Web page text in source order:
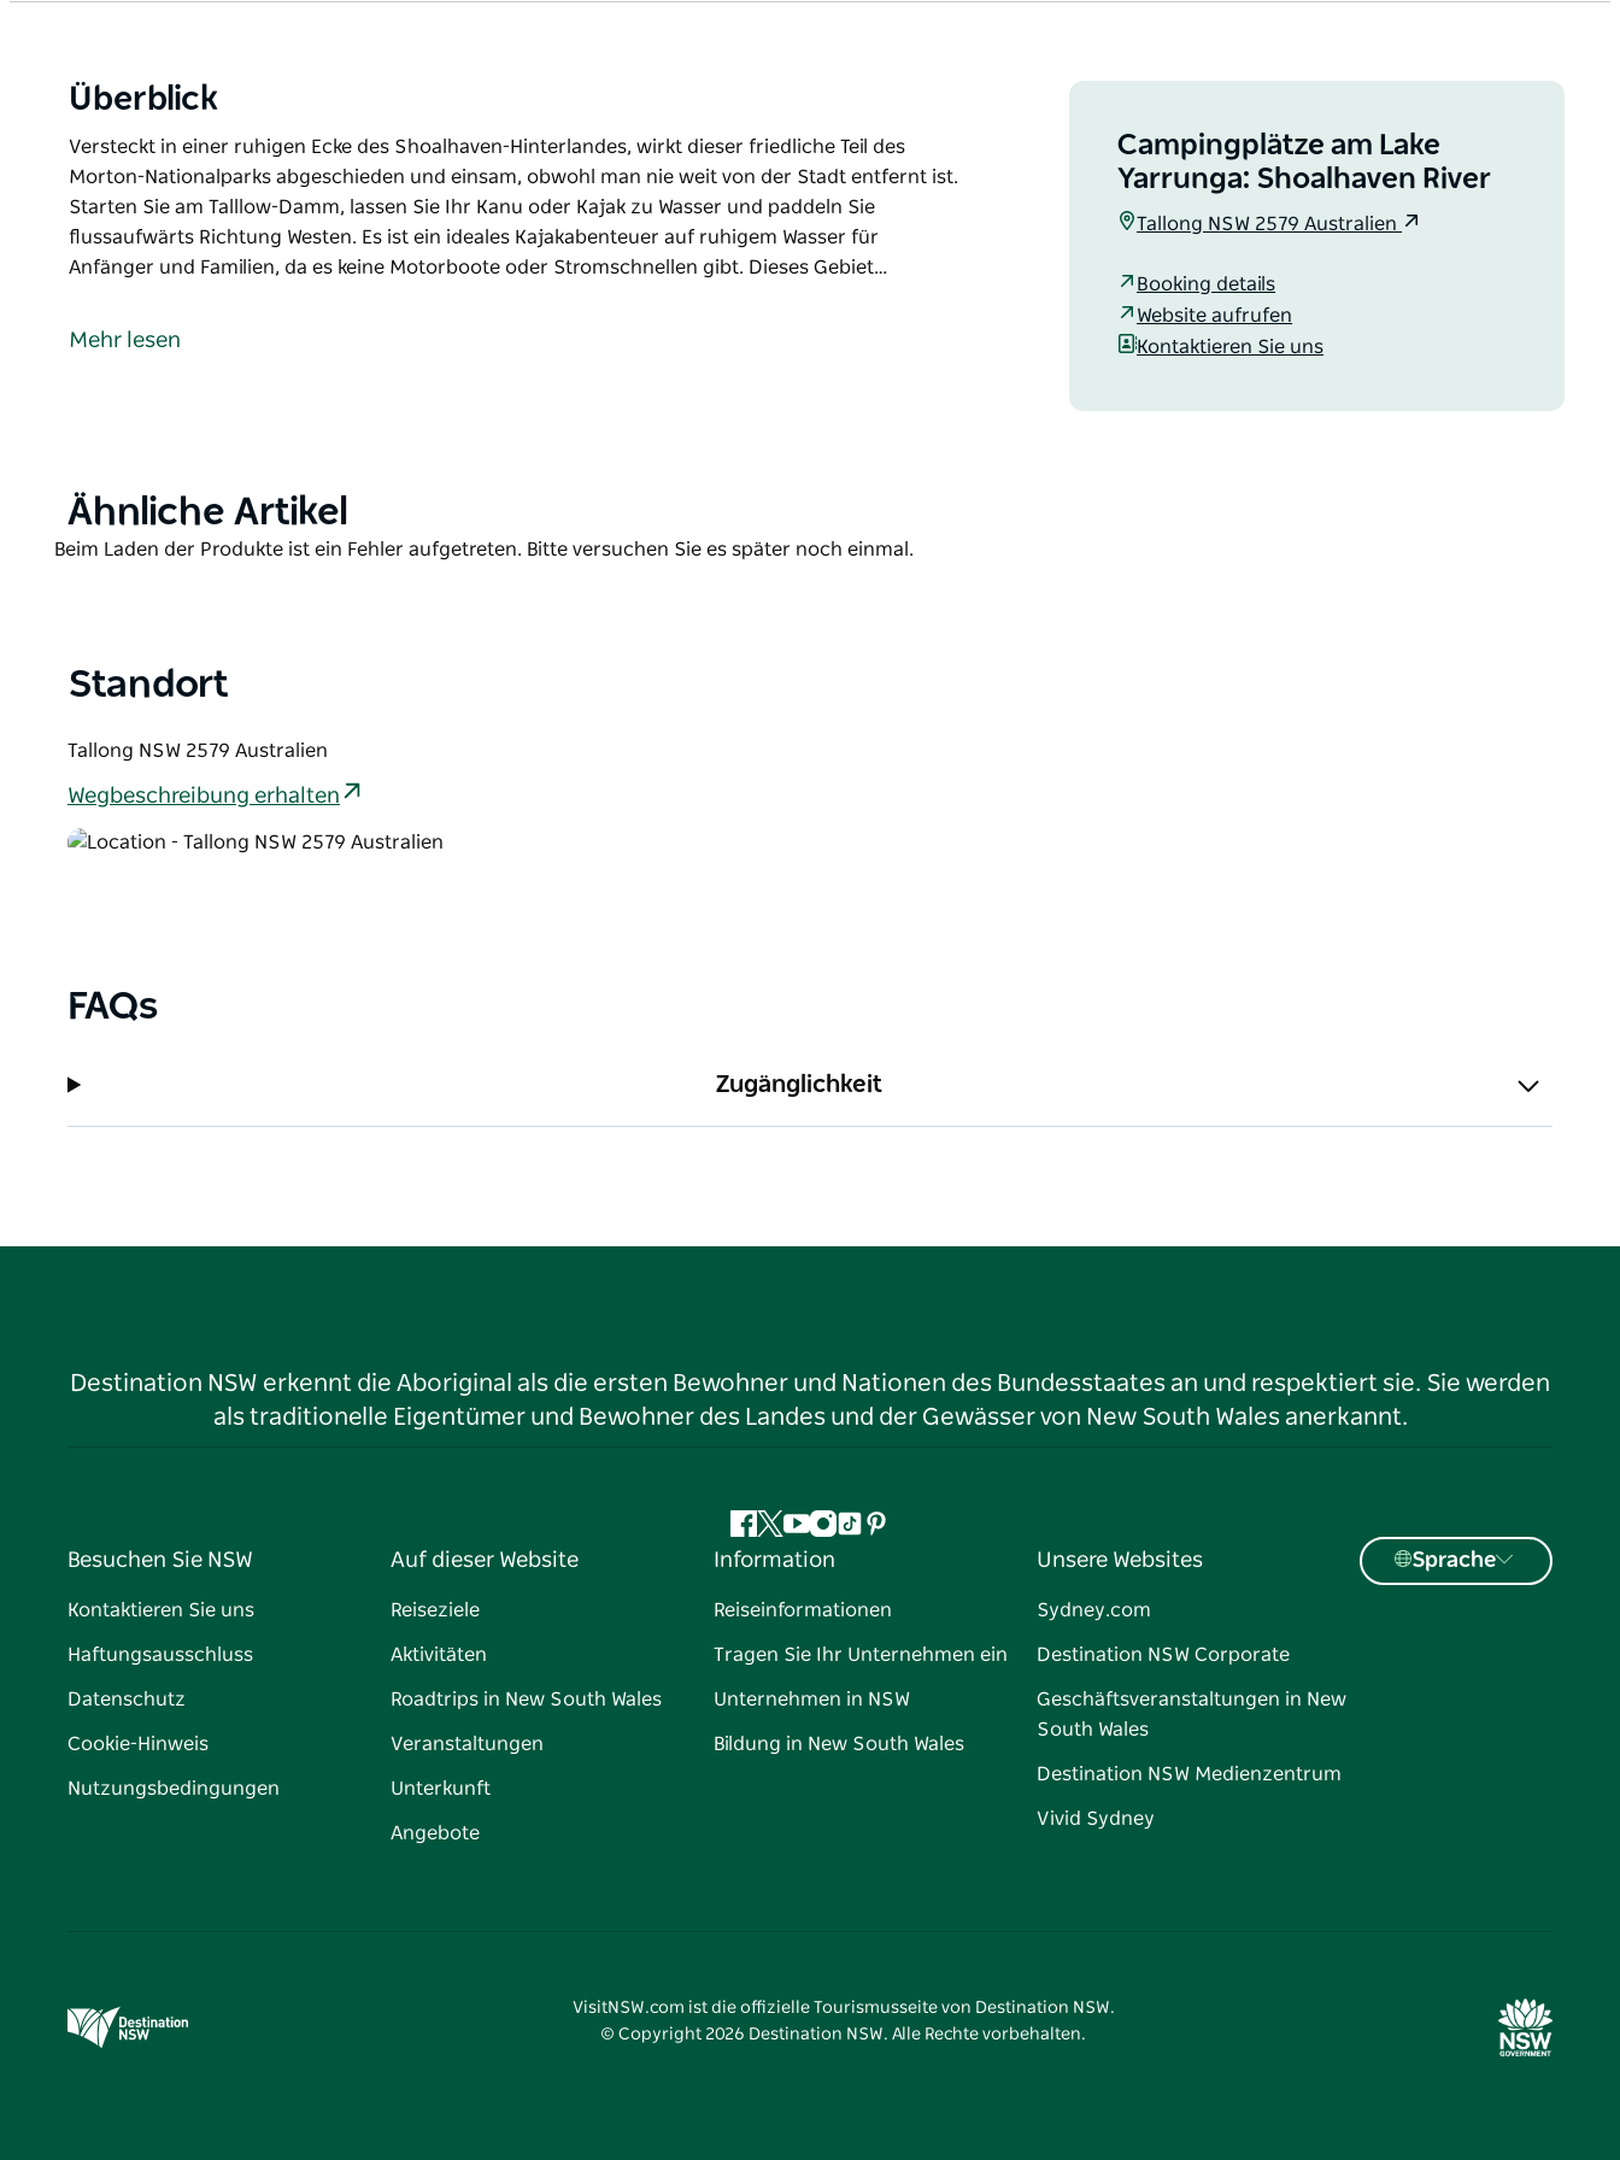
Überblick
Versteckt in einer ruhigen Ecke des Shoalhaven-Hinterlandes, wirkt dieser friedliche Teil des
Morton-Nationalparks abgeschieden und einsam, obwohl man nie weit von der Stadt entfernt ist.
Starten Sie am Talllow-Damm, lassen Sie Ihr Kanu oder Kajak zu Wasser und paddeln Sie
flussaufwärts Richtung Westen. Es ist ein ideales Kajakabenteuer auf ruhigem Wasser für
Anfänger und Familien, da es keine Motorboote oder Stromschnellen gibt. Dieses Gebiet…
Morton-Nationalparks abgeschieden und einsam, obwohl man nie weit von der Stadt entfernt ist.
Erwachen Sie mit Blick auf den glitzernden See und unternehmen Sie einen Ausflug aufs Wasser.
Paddeln flussaufwärts spektakuläre, hoch aufragende Klippen. Halten Sie Ausschau nach dem
Mehr lesen
Campingplätze am Lake
Yarrunga: Shoalhaven River
Tallong NSW 2579 Australien
Booking details
Website aufrufen
Kontaktieren Sie uns
Product
Ähnliche Artikel
Product
Beim Laden der Produkte ist ein Fehler aufgetreten. Bitte versuchen Sie es später noch einmal.
Standort
Tallong NSW 2579 Australien
Wegbeschreibung erhalten
FAQs
Zugänglichkeit
Destination NSW erkennt die Aboriginal als die ersten Bewohner und Nationen des Bundesstaates an und respektiert sie. Sie werden
als traditionelle Eigentümer und Bewohner des Landes und der Gewässer von New South Wales anerkannt.
Facebook
Twitter
YouTube
Instagram
TikTokPinterest
Besuchen Sie NSW
Kontaktieren Sie uns
Haftungsausschluss
Datenschutz
Cookie-Hinweis
Nutzungsbedingungen
Auf dieser Website
Reiseziele
Aktivitäten
Roadtrips in New South Wales
Veranstaltungen
Unterkunft
Angebote
Information
Reiseinformationen
Tragen Sie Ihr Unternehmen ein
Unternehmen in NSW
Bildung in New South Wales
Unsere Websites
Sydney.com
Destination NSW Corporate
Geschäftsveranstaltungen in New
South Wales
Destination NSW Medienzentrum
Vivid Sydney
Sprache
VisitNSW.com ist die offizielle Tourismusseite von Destination NSW.
© Copyright 2026 Destination NSW. Alle Rechte vorbehalten.